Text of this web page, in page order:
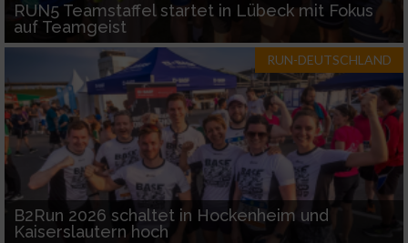
RUN5 Teamstaffel startet in Lübeck mit Fokus
auf Teamgeist
RUN-DEUTSCHLAND
B2Run 2026 schaltet in Hockenheim und
Kaiserslautern hoch